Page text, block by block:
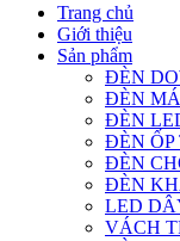
Trang chủ
Giới thiệu
Sản phẩm
ĐÈN
ĐÈN
ĐÈN
ĐÈN ỐP
ĐÈN
ĐÈN
LED
VÁCH